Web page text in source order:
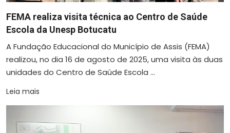
FEMA realiza visita técnica ao Centro de Saúde
Escola da Unesp Botucatu
A Fundação Educacional do Município de Assis (FEMA)
realizou, no dia 16 de agosto de 2025, uma visita às duas
unidades do Centro de Saúde Escola ...
Leia mais